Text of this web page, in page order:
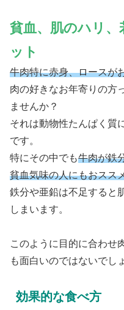
貧血、肌のハリ
ット
牛肉特に赤身、ロースが
肉の好きなお年寄りの方
ませんか？
それは動物性たんぱく質
です。
特にその中でも牛肉が鉄
貧血気味の人にもおスス
鉄分や亜鉛は不足すると
しまいます。
このように目的に合わせ
も面白いのではないでし
効果的な食べ方